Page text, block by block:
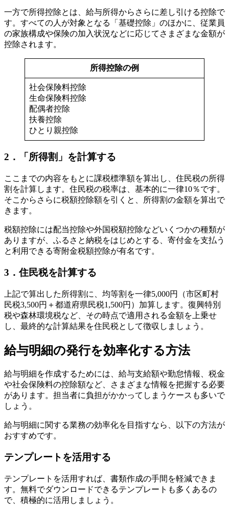
一方で所得控除とは、給与所得からさらに差し引ける控除で
す。すべての人が対象となる「基礎控除」のほかに、従業員
の家族構成や保険の加入状況などに応じてさまざまな金額が
控除されます。
所得控除の例
社会保険料控除
生命保険料控除
配偶者控除
扶養控除
ひとり親控除
2．「所得割」を計算する
ここまでの内容をもとに課税標準額を算出し、住民税の所得
割を計算します。住民税の税率は、基本的に一律10％です。
そこからさらに税額控除額を引くと、所得割の金額を算出で
きます。
税額控除には配当控除や外国税額控除などいくつかの種類が
ありますが、ふるさと納税をはじめとする、寄付金を支払う
と利用できる寄附金税額控除が有名です。
3．住民税を計算する
上記で算出した所得割に、均等割を一律5,000円（市区町村
民税3,500円＋都道府県民税1,500円）加算します。復興特別
税や森林環境税など、その時点で適用される金額を上乗せ
し、最終的な計算結果を住民税として徴収しましょう。
給与明細の発行を効率化する方法
給与明細を作成するためには、給与支給額や勤怠情報、税金
や社会保険料の控除額など、さまざまな情報を把握する必要
があります。担当者に負担がかかってしまうケースも多いで
しょう。
給与明細に関する業務の効率化を目指すなら、以下の方法が
おすすめです。
テンプレートを活用する
テンプレートを活用すれば、書類作成の手間を軽減できま
す。無料でダウンロードできるテンプレートも多くあるの
で、積極的に活用しましょう。